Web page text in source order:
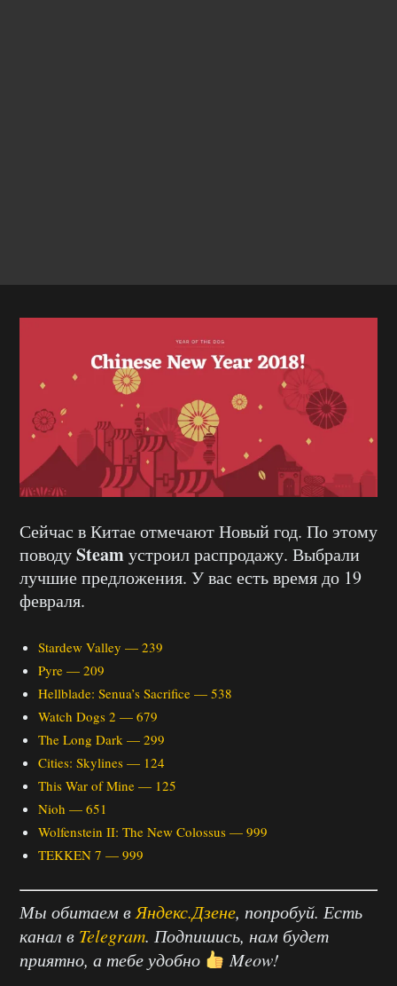
Сейчас в Китае отмечают Новый год. По этому
поводуSteamустроил распродажу. Выбрали
лучшие предложения. У вас есть время до 19
февраля.
Stardew Valley — 239
Pyre — 209
Hellblade: Senua’s Sacrifice — 538
Watch Dogs 2 — 679
The Long Dark — 299
Cities: Skylines — 124
This War of Mine — 125
Nioh — 651
Wolfenstein II: The New Colossus — 999
TEKKEN 7 — 999
Мы обитаем в Яндекс.Дзене, попробуй. Есть
канал в Telegram. Подпишись, нам будет
приятно, а тебе удобно
Meow!